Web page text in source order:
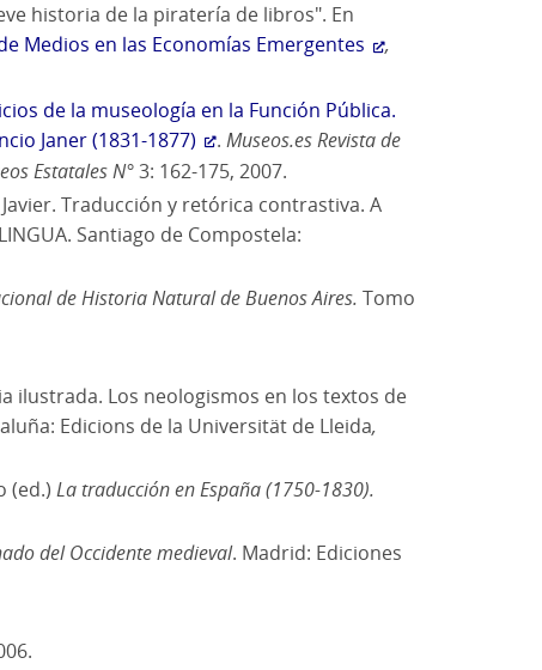
historia de la piratería de libros". En
Medios en las Economías Emergentes
,
de la museología en la Función Pública.
Janer (1831-1877)
.Museos.es Revista de
Estatales N°3: 162-175, 2007.
Javier. Traducción y retórica contrastiva. A
Santiago de Compostela:
de Historia Natural de Buenos Aires. Tomo
ilustrada. Los neologismos en los textos de
Edicions de la Universität de Lleida,
(ed.) La traducción en España (1750-1830).
del Occidente medieval. Madrid: Ediciones